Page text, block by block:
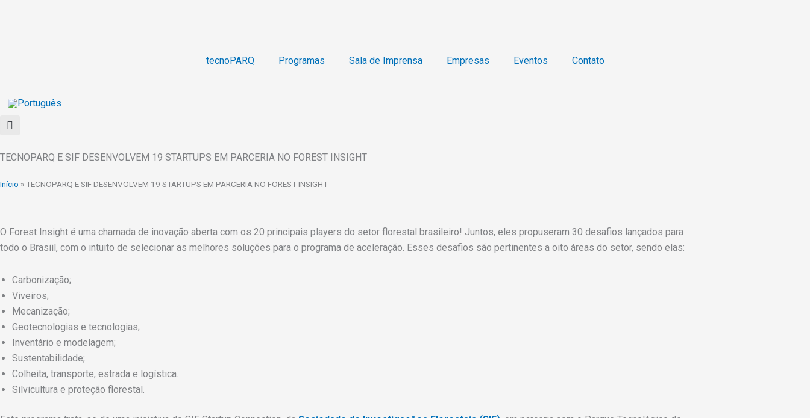
tecnoPARQ Programas Sala de Imprensa Empresas Eventos Contato
TECNOPARQ E SIF DESENVOLVEM 19 STARTUPS EM PARCERIA NO FOREST INSIGHT
Início »TECNOPARQ E SIF DESENVOLVEM 19 STARTUPS EM PARCERIA NO FOREST INSIGHT
O Forest Insight é uma chamada de inovação aberta com os 20 principais players do setor florestal brasileiro! Juntos, eles propuseram 30 desafios lançados para
todo o Brasiil, com o intuito de selecionar as melhores soluções para o programa de aceleração. Esses desafios são pertinentes a oito áreas do setor, sendo elas:
Carbonização;
Viveiros;
Mecanização;
Geotecnologias e tecnologias;
Inventário e modelagem;
Sustentabilidade;
Colheita, transporte, estrada e logística.
Silvicultura e proteção florestal.